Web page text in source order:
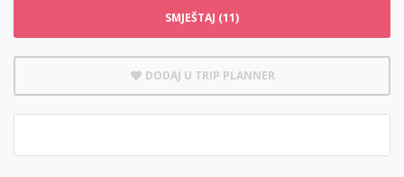
SMJEŠTAJ (11)
DODAJ U TRIP PLANNER